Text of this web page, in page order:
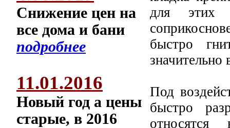
Снижение цен на
все дома и бани
подробнее
11.01.2016
Новый год а цены
старые, в 2016
для этих
быстро
значительно
Под
быстро
относятся